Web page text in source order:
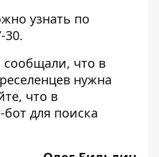
узнать по
30.
что в
нужна
что в
бот для поиска